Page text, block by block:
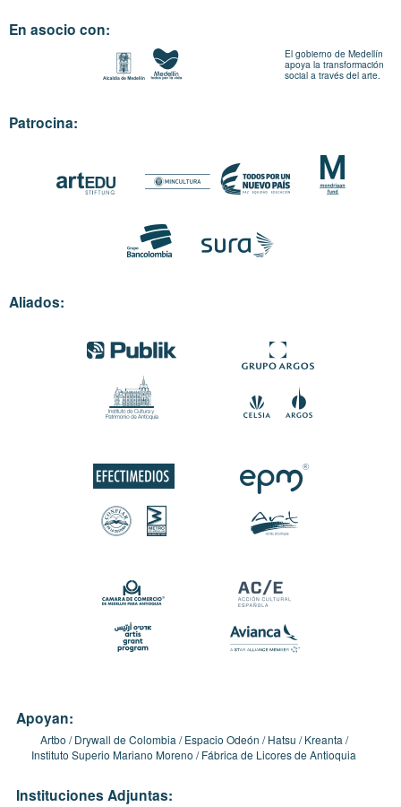
En asocio con:
El gobierno de Medellín
apoya la transformación
social a través del arte.
Patrocina:
Aliados:
Apoyan:
Artbo Drywall de Colombia Espacio Odeón Hatsu
Kreanta
Instituto Superio Mariano Moreno
Fábrica de Licores de Antioquia
Instituciones Adjuntas: